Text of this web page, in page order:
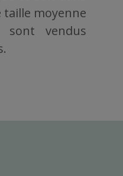
taille moyenne
vendus